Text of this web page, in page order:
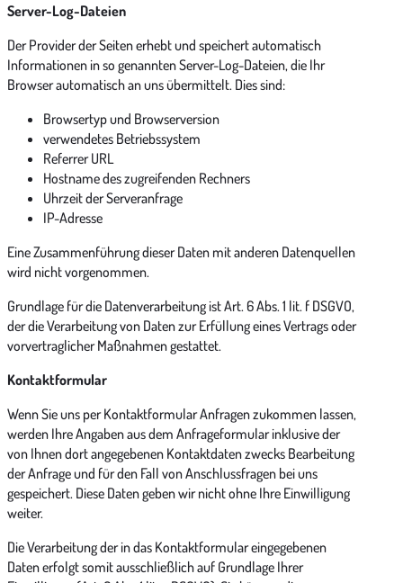
Server-Log-Dateien
Der Provider der Seiten erhebt und speichert automatisch
Informationen in so genannten Server-Log-Dateien, die Ihr
Browser automatisch an uns übermittelt. Dies sind:
Browsertyp und Browserversion
verwendetes Betriebssystem
Referrer URL
Hostname des zugreifenden Rechners
Uhrzeit der Serveranfrage
IP-Adresse
Eine Zusammenführung dieser Daten mit anderen Datenquellen
wird nicht vorgenommen.
Grundlage für die Datenverarbeitung ist Art. 6 Abs. 1 lit. f DSGVO,
der die Verarbeitung von Daten zur Erfüllung eines Vertrags oder
vorvertraglicher Maßnahmen gestattet.
Kontaktformular
Wenn Sie uns per Kontaktformular Anfragen zukommen lassen,
werden Ihre Angaben aus dem Anfrageformular inklusive der
von Ihnen dort angegebenen Kontaktdaten zwecks Bearbeitung
der Anfrage und für den Fall von Anschlussfragen bei uns
gespeichert. Diese Daten geben wir nicht ohne Ihre Einwilligung
weiter.
Die Verarbeitung der in das Kontaktformular eingegebenen
Daten erfolgt somit ausschließlich auf Grundlage Ihrer